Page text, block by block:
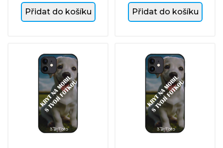
Přidat do košíku Přidat do košíku